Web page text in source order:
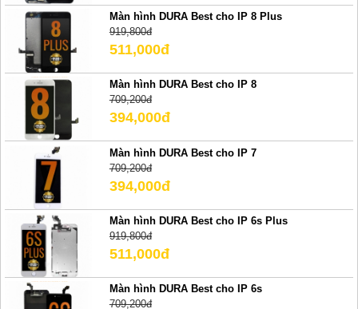
Màn hình DURA Best cho IP 8 Plus
919,800đ
511,000đ
Màn hình DURA Best cho IP 8
709,200đ
394,000đ
Màn hình DURA Best cho IP 7
709,200đ
394,000đ
Màn hình DURA Best cho IP 6s Plus
919,800đ
511,000đ
Màn hình DURA Best cho IP 6s
709,200đ